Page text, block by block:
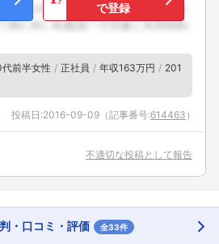
で登録
前半女性 正社員 年収163万円
201
投稿日:2016-09-09 （記事番号:614463 ）
不適切な投稿として報告
・口コミ・評価 全33件